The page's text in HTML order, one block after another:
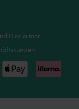
Disclaimer